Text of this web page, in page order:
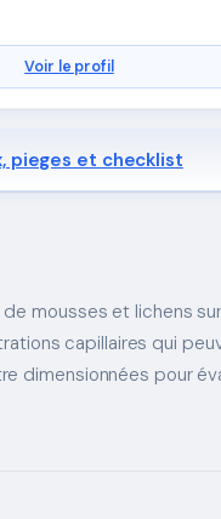
Voir le profil
pieges et checklist
mousses et lichens
capillaires qui
dimensionnées pour